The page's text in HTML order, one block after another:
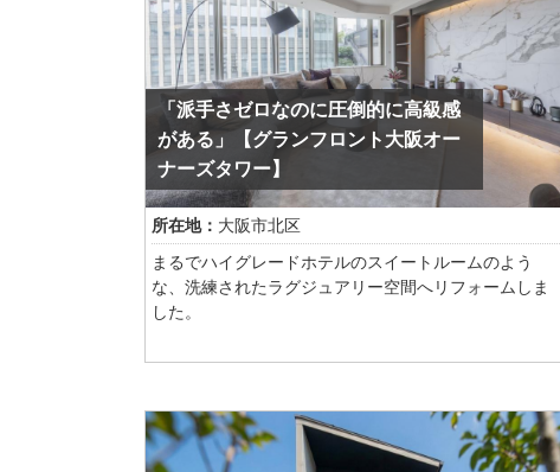
るのにリビング側からは見えにくい設計へ
水回り設備もすべて新設いたしました。
「派手さゼロなのに圧倒的に高級感
がある」【グランフロント大阪オー
ナーズタワー】
所在地： 大阪市北区
まるでハイグレードホテルのスイートルームのよう
な、洗練されたラグジュアリー空間へリフォームしま
した。
トレンドである曲線家具・多層照明・天然石調アクセ
に寄り添う「Livable Luxury（住みやすい贅沢）」を実
現。住まう人が心からくつろげる、上質で落ち着きの
ある空間に仕上げています。